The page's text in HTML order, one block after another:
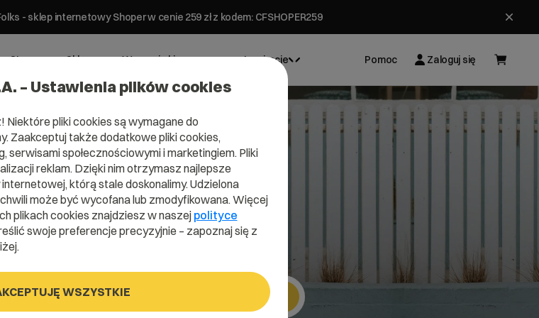
- sklep internetowy Shoper w cenie 259 zł z kodem: CFSHOPER259
Strony Sklepy Wsparcie biznesowe Inspiracje Pomoc Zaloguj się
.wiki
bazę informacji
– Ustawienia plików cookies
Niektóre pliki cookies są wymagane do
Zaakceptuj także dodatkowe pliki cookies,
serwisami społecznościowymi i marketingiem. Pliki
reklam. Dzięki nim otrzymasz najlepsze
którą stale doskonalimy. Udzielona
może być wycofana lub zmodyfikowana. Więcej
plikach cookies znajdziesz w naszej polityce
swoje preferencje precyzyjnie – zapoznaj się z
WSZYSTKIE